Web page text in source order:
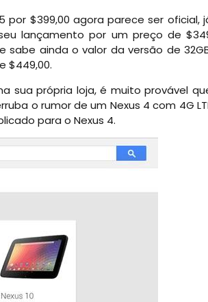
por $399,00 agora parece ser oficial,
lançamento por um preço de
sabe ainda o valor da versão de
$449,00.
sua própria loja, é muito provável
o rumor de um Nexus 4 com 4G
para o Nexus 4.